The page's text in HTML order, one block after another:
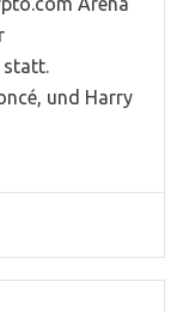
statt.
und Harry